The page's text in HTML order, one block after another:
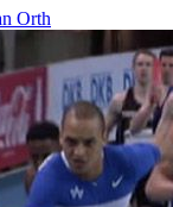
Orth